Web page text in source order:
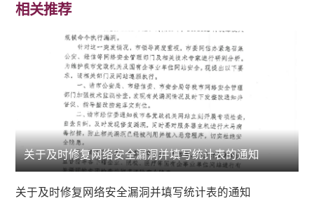
相关推荐
关于及时修复网络安全漏洞并填写统计表的通知
关于及时修复网络安全漏洞并填写统计表的通知